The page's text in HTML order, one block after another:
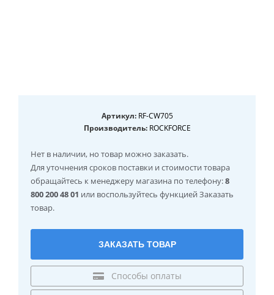
Артикул:RF-CW705
Производитель:ROCKFORCE
Нет в наличии, но товар можно заказать.
Для уточнения сроков поставки и стоимости товара
обращайтесь к менеджеру магазина по телефону:8
800 200 48 01 или воспользуйтесь функцией Заказать
товар.
ЗАКАЗАТЬ ТОВАР
Способы оплаты